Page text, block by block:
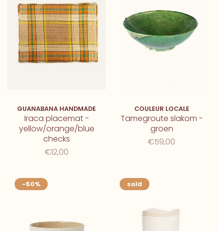
GUANABANA HANDMADE
Iraca placemat -
yellow/orange/blue
checks
€12,00
COULEUR LOCALE
Tamegroute slakom -
groen
€59,00
-50% sold